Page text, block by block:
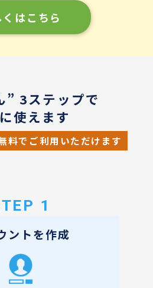
はこちら
” 3ステップで
使えます
料でご利用いただけます
1
ントを作成